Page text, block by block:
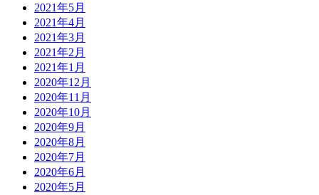
2021年5月
2021年4月
2021年3月
2021年2月
2021年1月
2020年12月
2020年11月
2020年10月
2020年9月
2020年8月
2020年7月
2020年6月
2020年5月